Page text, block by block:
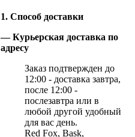
1. Способ доставки
— Курьерская доставка по
адресу
Заказ подтвержден до
12:00 - доставка завтра,
после 12:00 -
послезавтра или в
любой другой удобный
для вас день.
Red Fox, Bask,